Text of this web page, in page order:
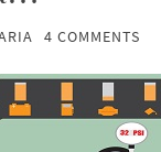
4 COMMENTS